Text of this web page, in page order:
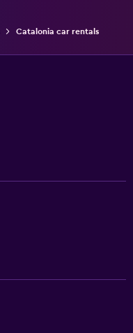
Catalonia car rentals